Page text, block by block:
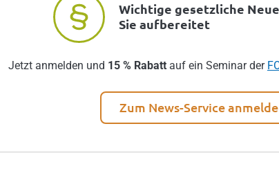
Wichtige gesetzliche
Sie aufbereitet
Jetzt anmelden und 15 % Rabatt auf ein Seminar der
Zum News-Service